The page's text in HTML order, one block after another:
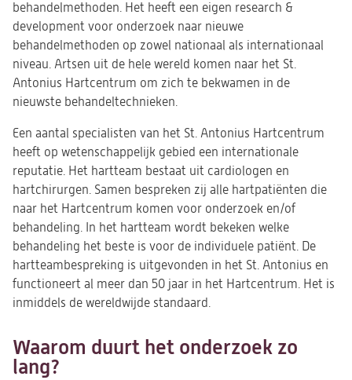
behandelmethoden. Het heeft een eigen research &
development voor onderzoek naar nieuwe
behandelmethoden op zowel nationaal als internationaal
niveau. Artsen uit de hele wereld komen naar het St.
Antonius Hartcentrum om zich te bekwamen in de
nieuwste behandeltechnieken.
Een aantal specialisten van het St. Antonius Hartcentrum
heeft op wetenschappelijk gebied een internationale
reputatie. Het hartteam bestaat uit cardiologen en
hartchirurgen. Samen bespreken zij alle hartpatiënten die
naar het Hartcentrum komen voor onderzoek en/of
behandeling. In het hartteam wordt bekeken welke
behandeling het beste is voor de individuele patiënt. De
hartteambespreking is uitgevonden in het St. Antonius en
functioneert al meer dan 50 jaar in het Hartcentrum. Het is
inmiddels de wereldwijde standaard.
Waarom duurt het onderzoek zo
lang?